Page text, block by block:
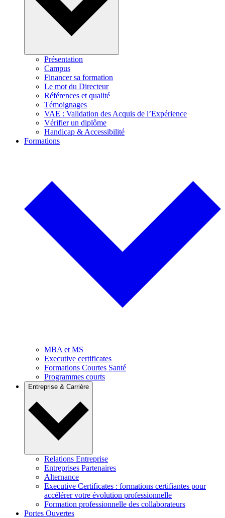
Présentation
Campus
Financer sa formation
Le mot du Directeur
Références et qualité
Témoignages
VAE : Validation des Acquis de l’Expérience
Vérifier un diplôme
Handicap & Accessibilité
Formations
MBA et MS
Executive certificates
Formations Courtes Santé
Programmes courts
Entreprise & Carrière
Relations Entreprise
Entreprises Partenaires
Alternance
Executive Certificates : formations certifiantes pour
accélérer votre évolution professionnelle
Formation professionnelle des collaborateurs
Portes Ouvertes